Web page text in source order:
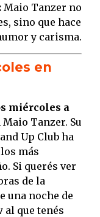
Maio Tanzer no
sino que hace
y carisma.
en
miércoles a
Tanzer. Su
Up Club ha
más
Si querés ver
de la
una noche de
al que tenés